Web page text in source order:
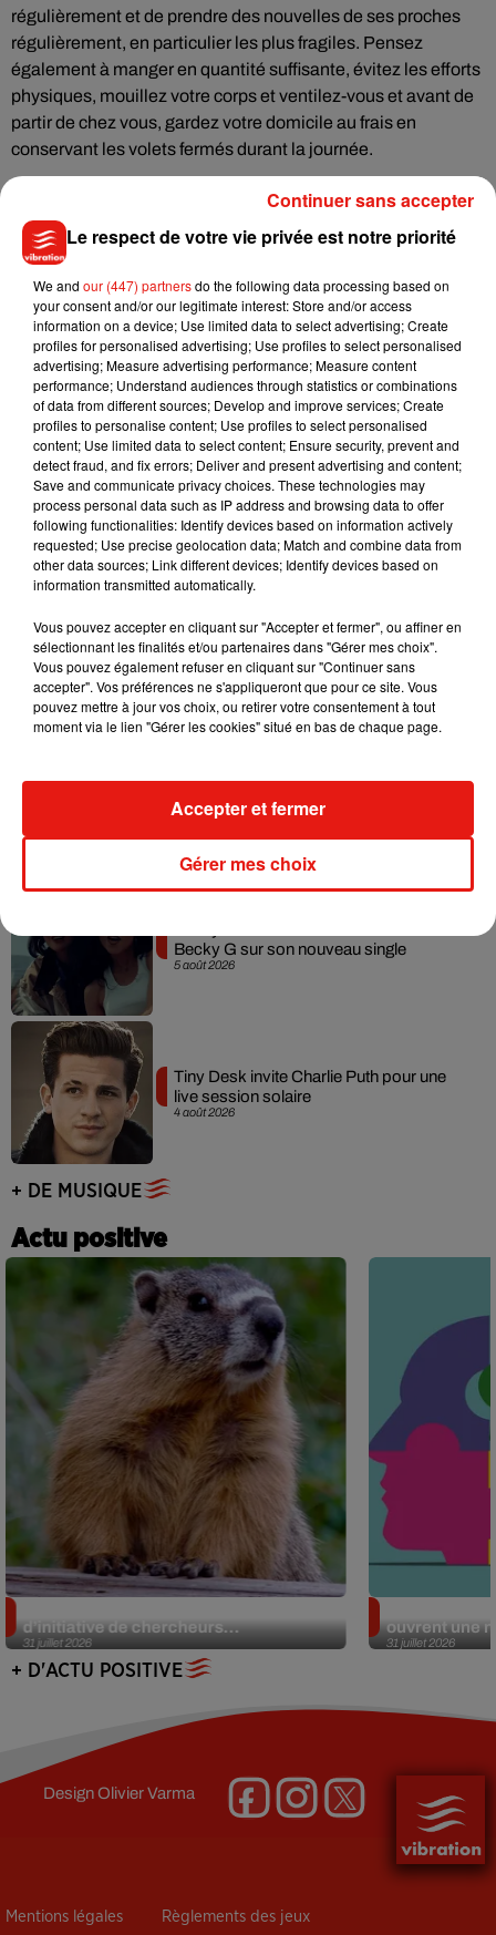
régulièrement et de prendre des nouvelles de ses proches
régulièrement, en particulier les plus fragiles. Pensez
également à manger en quantité suffisante, évitez les efforts
physiques, mouillez votre corps et ventilez-vous et avant de
partir de chez vous, gardez votre domicile au frais en
conservant les volets fermés durant la journée.
Musique
7 août 2026
Julien Lieb s’essaye à la vie de chatelain
dans son nouveau clip
7 août 2026
Madonna sort enfin le remix de « Love
Sensation » avec Kylie Minogue
7 août 2026
Tayc et Didi B dévoilent le single le plus
dansant de l’année
7 août 2026
Angèle et Amélie Lens dévoilent leur
collaboration tant attendue
5 août 2026
Becky G sur son nouveau single
4 août 2026
Tiny Desk invite Charlie Puth pour une
live session solaire
+ DE MUSIQUE
Actu positive
31 juillet 2026
d’initiative de chercheurs...
31 juillet 2026
ouvrent une
+ D'ACTU POSITIVE
DesignOlivier Varma
Mentions légales Règlements des jeux
Le respect de votre vie privée est notre priorité
We and our (447) partnersdo the following data processing based on
your consent and/or our legitimate interest: Store and/or access
information on a device; Use limited data to select advertising; Create
profiles for personalised advertising; Use profiles to select personalised
advertising; Measure advertising performance; Measure content
performance; Understand audiences through statistics or combinations
of data from different sources; Develop and improve services; Create
profiles to personalise content; Use profiles to select personalised
content; Use limited data to select content; Ensure security, prevent and
detect fraud, and fix errors; Deliver and present advertising and content;
Save and communicate privacy choices. These technologies may
process personal data such as IP address and browsing data to offer
following functionalities: Identify devices based on information actively
requested; Use precise geolocation data; Match and combine data from
other data sources; Link different devices; Identify devices based on
information transmitted automatically.
Vous pouvez accepter en cliquant sur "Accepter et fermer", ou affiner en
sélectionnant les finalités et/ou partenaires dans "Gérer mes choix".
Vous pouvez également refuser en cliquant sur "Continuer sans
accepter". Vos préférences ne s'appliqueront que pour ce site. Vous
pouvez mettre à jour vos choix, ou retirer votre consentement à tout
moment via le lien "Gérer les cookies" situé en bas de chaque page.
Gérer mes choix
Accepter et fermer
Continuer sans accepter